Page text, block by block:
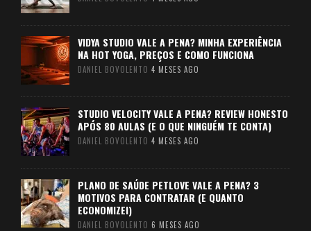
VIDYA STUDIO VALE A PENA? MINHA EXPERIÊNCIA
NA HOT YOGA, PREÇOS E COMO FUNCIONA
DANIEL BOVOLENTO 4 MESES AGO
STUDIO VELOCITY VALE A PENA? REVIEW HONESTO
APÓS 80 AULAS (E O QUE NINGUÉM TE CONTA)
DANIEL BOVOLENTO 4 MESES AGO
PLANO DE SAÚDE PETLOVE VALE A PENA? 3
MOTIVOS PARA CONTRATAR (E QUANTO
ECONOMIZEI)
DANIEL BOVOLENTO 6 MESES AGO